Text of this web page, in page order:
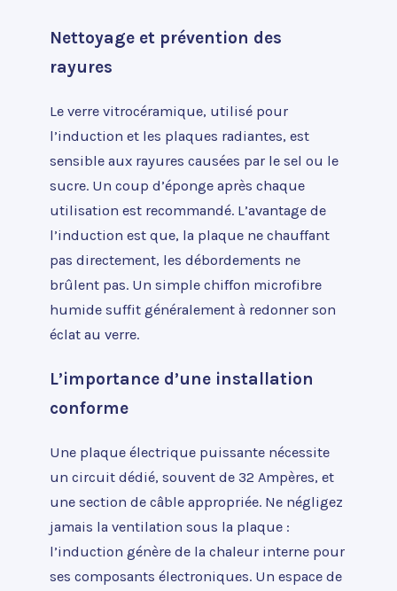
Nettoyage et prévention des
rayures
Le verre vitrocéramique, utilisé pour
l’induction et les plaques radiantes, est
sensible aux rayures causées par le sel ou le
sucre. Un coup d’éponge après chaque
utilisation est recommandé. L’avantage de
l’induction est que, la plaque ne chauffant
pas directement, les débordements ne
brûlent pas. Un simple chiffon microfibre
humide suffit généralement à redonner son
éclat au verre.
L’importance d’une installation
conforme
Une plaque électrique puissante nécessite
un circuit dédié, souvent de 32 Ampères, et
une section de câble appropriée. Ne négligez
jamais la ventilation sous la plaque :
l’induction génère de la chaleur interne pour
ses composants électroniques. Un espace de